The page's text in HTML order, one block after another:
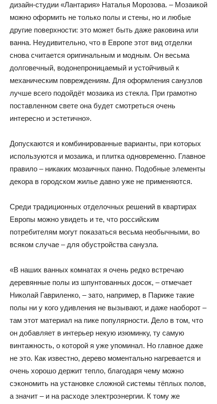
дизайн-студии «Лантария» Наталья Морозова. – Мозаикой
можно оформить не только полы и стены, но и любые
другие поверхности: это может быть даже раковина или
ванна. Неудивительно, что в Европе этот вид отделки
снова считается оригинальным и модным. Он весьма
долговечный, водонепроницаемый и устойчивый к
механическим повреждениям. Для оформления санузлов
лучше всего подойдёт мозаика из стекла. При грамотно
поставленном свете она будет смотреться очень
интересно и эстетично».
Допускаются и комбинированные варианты, при которых
используются и мозаика, и плитка одновременно. Главное
правило – никаких мозаичных панно. Подобные элементы
декора в городском жилье давно уже не применяются.
Среди традиционных отделочных решений в квартирах
Европы можно увидеть и те, что российским
потребителям могут показаться весьма необычными, во
всяком случае – для обустройства санузла.
«В наших ванных комнатах я очень редко встречаю
деревянные полы из шпунтованных досок, – отмечает
Николай Гавриленко, – зато, например, в Париже такие
полы ни у кого удивления не вызывают, и даже наоборот –
там этот материал на пике популярности. Дело в том, что
он добавляет в интерьер некую изюминку, ту самую
винтажность, о которой я уже упоминал. Но главное даже
не это. Как известно, дерево моментально нагревается и
очень хорошо держит тепло, благодаря чему можно
сэкономить на установке сложной системы тёплых полов,
а значит – и на расходе электроэнергии. К тому же